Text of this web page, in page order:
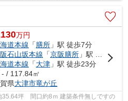
万円
道本線 「膳所 」駅 徒歩7分
石山坂本線 「京阪膳所 」駅 徒歩7分
道本線 「大津 」駅 徒歩23分
/ 117.84㎡
県大津市竜が丘
35.64坪 間口約8ｍ 建築条件無しですの